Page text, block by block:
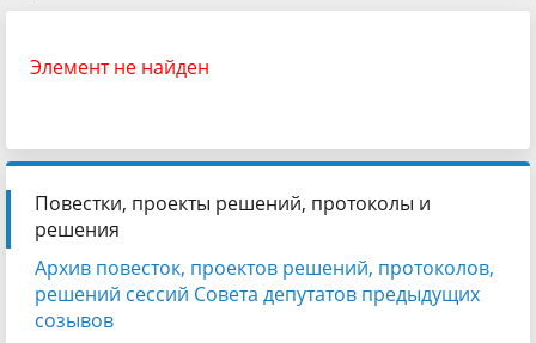
Элемент не найден
Повестки, проекты решений, протоколы и
решения
Архив повесток, проектов решений, протоколов,
решений сессий Совета депутатов предыдущих
созывов